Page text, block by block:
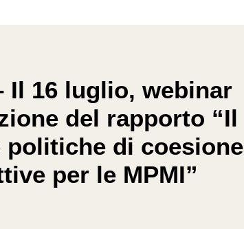
Il 16 luglio, webinar
del rapporto “Il
di coesione
per le MPMI”